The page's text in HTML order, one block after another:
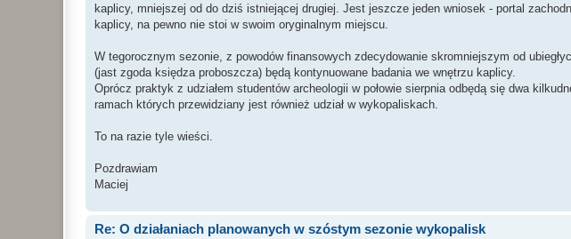
kaplicy, mniejszej od do dziś istniejącej drugiej. Jest jeszcze jeden wniosek - portal
kaplicy, na pewno nie stoi w swoim oryginalnym miejscu.
W tegorocznym sezonie, z powodów finansowych zdecydowanie skromniejszym od
(jast zgoda księdza proboszcza) będą kontynuowane badania we wnętrzu kaplicy.
Oprócz praktyk z udziałem studentów archeologii w połowie sierpnia odbędą się dwa
ramach których przewidziany jest również udział w wykopaliskach.
To na razie tyle wieści.
Pozdrawiam
Maciej
Re: O działaniach planowanych w szóstym sezonie wykopalisk